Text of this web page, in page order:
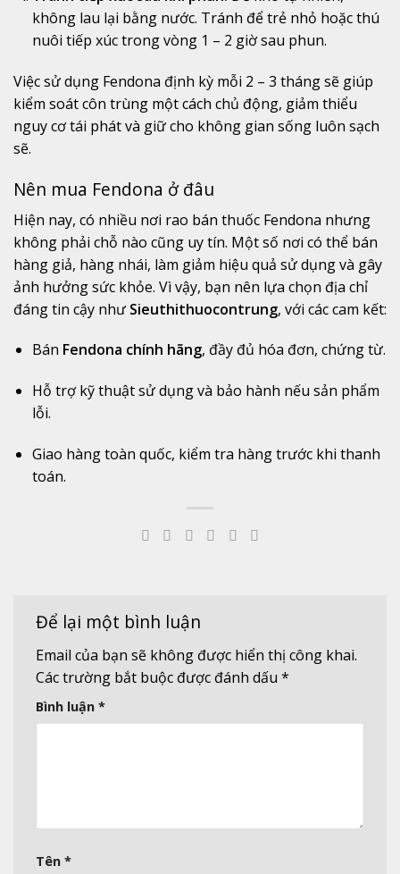
không lau lại bằng nước. Tránh đểtrẻ nhỏ hoặcthú
nuôi tiếp xúctrongvòng 1 – 2 giờsau phun.
Việcsửdụng Fendona định kỳ mỗi 2 – 3 thángsẽ giúp
kiểm soátcôn trùng mộtcách chủ động, giảm thiểu
nguycơtái phátvà giữcho không gian sống luôn sạch
sẽ.
Nên mua Fendona ởđâu
Hiện nay, có nhiều nơi rao bán thuốc Fendona nhưng
không phải chỗ nào cũng uytín. Mộtsố nơi có thể bán
hàng giả, hàng nhái, làm giảm hiệu quả sửdụngvà gây
ảnh hưởngsức khỏe. Vìvậy, bạn nên lựa chọn địa chỉ
đángtin cậy như Sieuthithuocontrung, với cáccam kết:
Bán Fendona chính hãng, đầy đủ hóa đơn, chứngtừ.
Hỗ trợ kỹthuậtsửdụngvà bảo hành nếu sản phẩm
lỗi.
Giao hàngtoàn quốc, kiểm tra hàngtrước khi thanh
toán.
Để lại một bình luận
Email của bạn sẽ không được hiển thị công khai.
Các trường bắt buộc được đánh dấu *
Bình luận *
Tên *